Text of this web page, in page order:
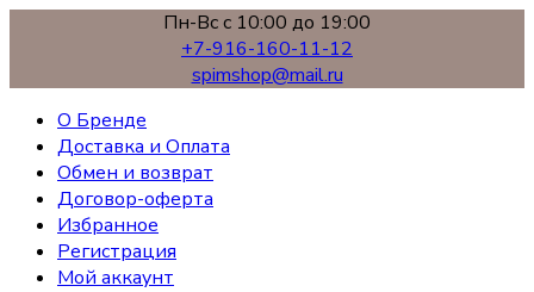
Пн-Вс с 10:00 до 19:00
+7-916-160-11-12
spimshop@mail.ru
О Бренде
Доставка и Оплата
Обмен и возврат
Договор-оферта
Избранное
Регистрация
Мой аккаунт